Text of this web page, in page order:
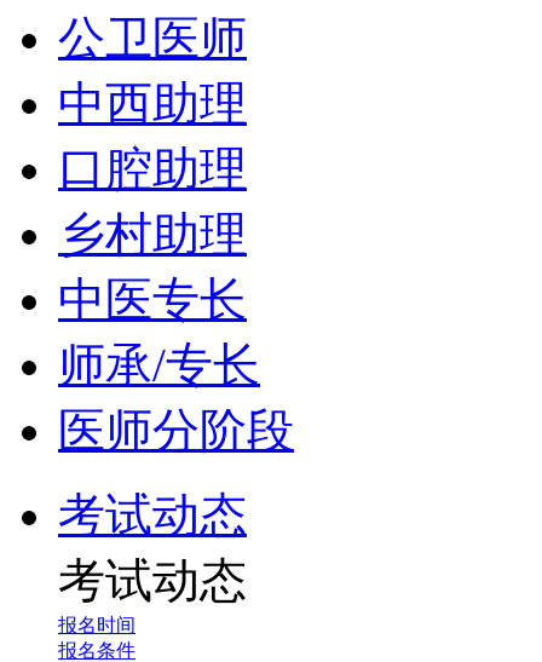
公卫医师
中西助理
口腔助理
乡村助理
中医专长
师承/专长
医师分阶段
考试动态
考试动态
报名时间
报名条件